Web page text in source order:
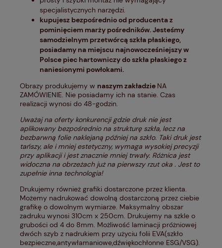
specjalistycznych narzędzi.
kupujesz bezpośrednio od producenta z
pominięciem marży pośredników. Jesteśmy
samodzielnym przetwórcą szkła płaskiego,
posiadamy na miejscu najnowocześniejszy w
Polsce piec hartowniczy do szkła płaskiego z
naniesionymi powłokami.
Obrazy produkujemy w naszym zakładzie NA
ZAMÓWIENIE. Nie posiadamy ich na stanie. Czas
realizacji wynosi do 48-godzin.
Uważaj na oferty konkurencji gdzie druk nie jest
aplikowany bezpośrednio na strukturę szkła, lecz na
bezbarwną folie naklejaną później na szkło. Taki druk jest
tańszy, ale i mniej estetyczny, wymaga wysokiej precyzji
przy aplikacji i jest znacznie mniej trwały. Różnica jest
widoczna na obrzeżach już na pierwszy rzut oka . Jest to
zupełnie inna technologia!
Drukujemy również grafiki dostarczone przez klienta.
Możemy nadrukować dowolną dostarczoną przez ciebie
grafikę o dowolnym wymiarze. Maksymalny obszar
zadruku wynosi 310cm x 250cm. Drukujemy na szkle o
grubości od 4 do 8mm. Możliwość laminacji próżniowej
dwóch szyb z nadrukiem przy użyciu folii EVA(szkło
bezpieczne,antywłamaniowe,dźwiękochłonne ESG/VSG).